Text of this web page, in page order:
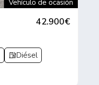
Vehículo de ocasión
42.900€
Diésel